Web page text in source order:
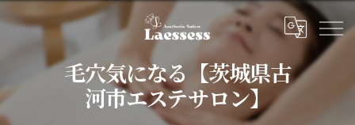
毛穴気になる【茨城県古
河市エステサロン】